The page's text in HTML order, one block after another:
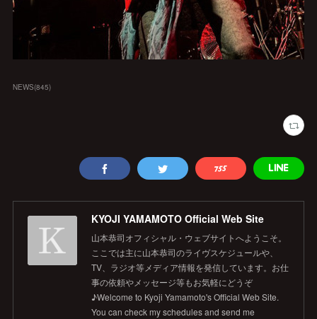
NEWS(845)
KYOJI YAMAMOTO Official Web Site
山本恭司オフィシャル・ウェブサイトへようこそ。
ここでは主に山本恭司のライヴスケジュールや、
TV、ラジオ等メディア情報を発信しています。お仕
事の依頼やメッセージ等もお気軽にどうぞ
♪Welcome to Kyoji Yamamoto's Official Web Site.
You can check my schedules and send me